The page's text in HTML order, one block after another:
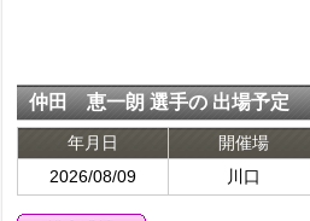
仲田 恵一朗 選手の 出場予定
年月日 開催場
2026/08/09
川口